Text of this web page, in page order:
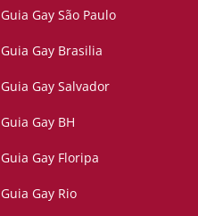
Guia Gay São Paulo
Guia Gay Brasilia
Guia Gay Salvador
Guia Gay BH
Guia Gay Floripa
Guia Gay Rio